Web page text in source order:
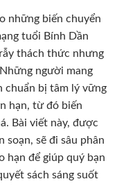
những biến chuyển
tuổi Bính Dần
thách thức nhưng
người mang
chuẩn bị tâm lý vững
hạn, từ đó biến
Bài viết này, được
soạn, sẽ đi sâu phân
hạn để giúp quý bạn
sách sáng suốt